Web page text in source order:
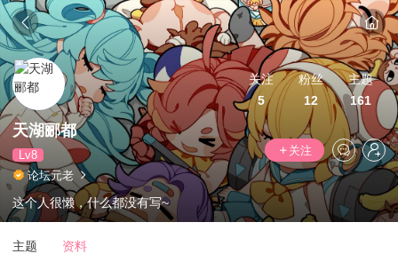
关注
5
粉丝
12
主题
161
天湖郦都
Lv8
关注
论坛元老
这个人很懒，什么都没有写~
主题 资料